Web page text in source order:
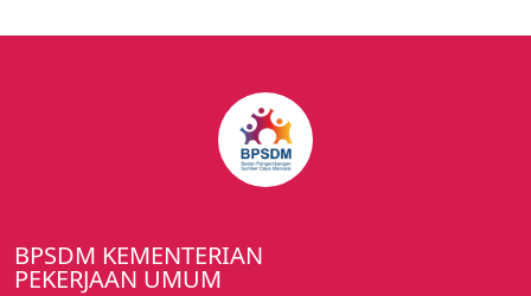
BPSDM KEMENTERIAN
PEKERJAAN UMUM